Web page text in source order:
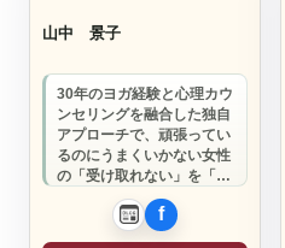
山中 景子
30年のヨガ経験と心理カウ
ンセリングを融合した独自
アプローチで、頑張ってい
るのにうまくいかない女性
の「受け取れない」を「愛
され体質」に変えるお手伝
いをしています…